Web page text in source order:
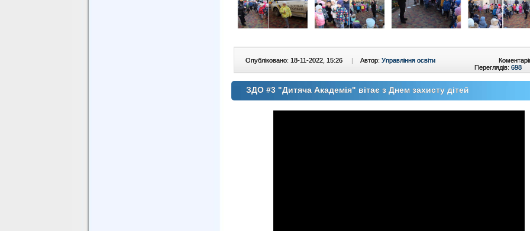
Опубліковано: 18-11-2022, 15:26 | Автор: Управління освіти
Переглядів: 698
ЗДО #3 "Дитяча Академія" вітає з Днем захисту дітей